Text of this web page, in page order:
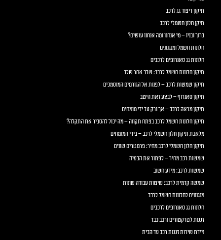
תיקון ריפוד גג לרכב
תיקן חלון חשמלי לרכב
ברוך ובניו – מי אנחנו ומה אנחנו עושים?
חלונות חשמל ומנגנונים
חלונות גג סאנרופים לרכבים
תיקון חלונות חשמל לרכב: שלב אחר שלב
תיקון שמשות לרכב – לפנות אל הגורמים המוסמכים
תיקון סאנרוף – לבצע זאת היטב
תיקון מראה לרכב – אך ורק על ידי מומחים
תיקון חלונות חשמל לרכב בפתח תקווה – מה יכול להסביר את התקלה?
מלאכת תיקון חלון חשמלי לרכב – בידי המומחים
תיקון חלון חשמלי לרכב מחיר: פרמטרים שונים
שמשות רכב מחיר – לפתור את הבעיה
שמשות לרכב: מידע חשוב
שמשה קדמית לרכב: שיטות עבודה שונות
מנגנונים לחלונות חשמל לרכב
חלונות גג סאנרופים לרכבים
זגגות לטרקטורים ורכב כבד
ניידת שירות זגגות רכב עד הבית